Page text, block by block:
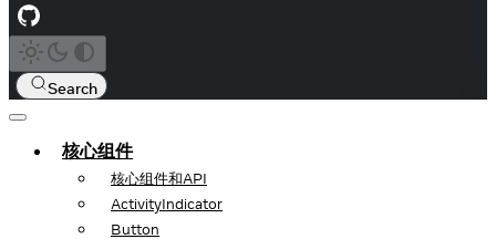
Search
核心组件
核心组件和API
ActivityIndicator
Button